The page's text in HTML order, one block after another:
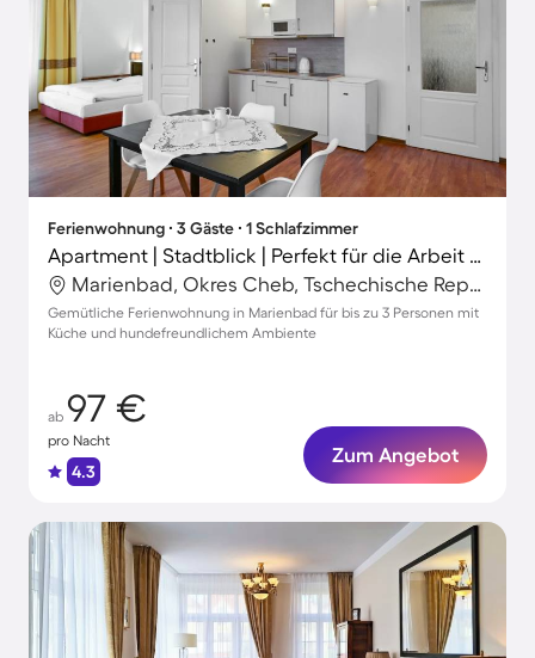
Ferienwohnung ∙ 3 Gäste ∙ 1 Schlafzimmer
Apartment | Stadtblick | Perfekt für die Arbeit von Zuhause | Haustierfreundlich
Marienbad, Okres Cheb, Tschechische Republik
Gemütliche Ferienwohnung in Marienbad für bis zu 3 Personen mit
Küche und hundefreundlichem Ambiente
ab 97 €
pro Nacht
4.3
Zum Angebot